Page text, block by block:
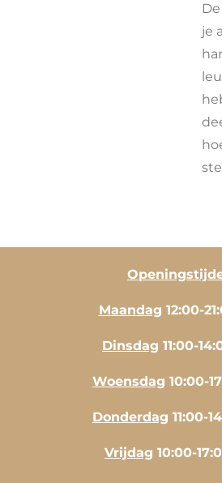
je
Maandag 12:00-
Dinsdag 11:00-
Woensdag 10:00-
Donderdag 11:00-
Vrijdag 10:00-